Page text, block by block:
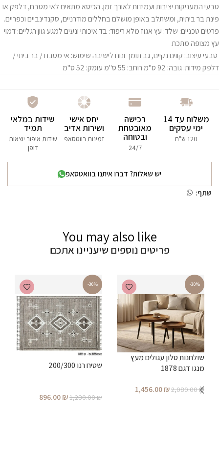
טבעי המעניקות יציבות ועמידות לאורך זמן. הכיסא מתאים לאי מטבח, דלפק או
פינת בר ביתית, ומשתלב באופן מושלם בחללים מודרניים, סקנדינביים וכפריים.
פרטים טכניים: שלד: עץ אגוז מלא ריפוד: בד איכותי ונעים למגע גוון רגליים: דמוי
עץ מצופה מתכת
טבעי עיצוב: קווים נקיים, גב תומך ונוח לישיבה שימוש: אי מטבח / בר ביתי /
דלפק מידות: גובה: 92 ס"מ רוחב: 55 ס"מ עומק: 52 ס"מ
משלוח עד 14
ימי עסקים
120 ש"ח
רכישה
מאובטחת
ובטוחה
24/7
יחס אישי
ושירות אדיב
זמינות בווטסאפ
שידות במלאי
תמיד
שידות איפור יוצאות
דופן
יש שאלות? דברו איתנו בוואטסאפ
שתף:
You may also like
פריטים נוספים שיעניינו אתכם
-30%
שולחנות סלון עגולים מעץ
מנגו דגם 1878
2,080.00₪
1,456.00₪
-30%
שטיח רנו 200/300
1,280.00₪
896.00₪